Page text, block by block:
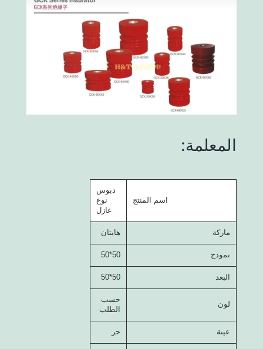
المعلمة:
اسم المنتج
دبوس
نوع
عازل
ماركة هايتان
نموذج 50*50
البعد 50*50
لون
حسب
الطلب
عينة حر